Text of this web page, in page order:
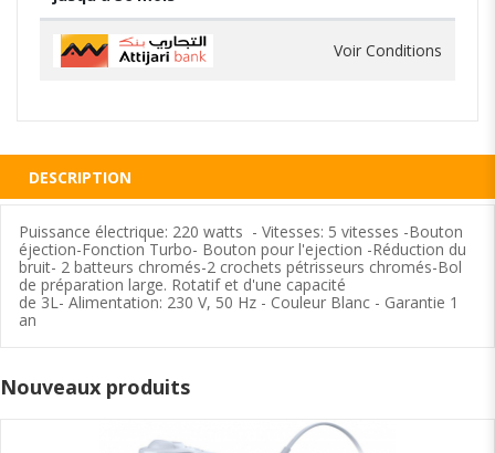
Voir Conditions
DESCRIPTION
Puissance électrique: 220 watts - Vitesses: 5 vitesses -Bouton
éjection-Fonction Turbo- Bouton pour l'ejection -Réduction du
bruit- 2 batteurs chromés-2 crochets pétrisseurs chromés-Bol
de préparation large. Rotatif et d'une capacité
de 3L- Alimentation: 230 V, 50 Hz - Couleur Blanc - Garantie 1
an
Nouveaux produits